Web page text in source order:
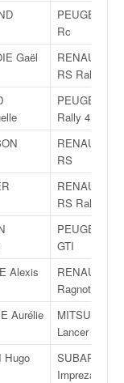
PEUGEOT
Rc
Gaël
RENAULT
RS Rally 5
PEUGEOT
Rally 4
RENAULT
RS
RENAULT
RS Rally 5
PEUGEOT
GTI
Alexis
RENAULT
Ragnotti
Aurélie
MITSUBISHI
Lancer Evo9
Hugo
SUBARU
Impreza GT